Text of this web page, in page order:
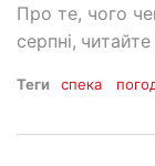
Про те, чого
серпні, читайте
Теги спека